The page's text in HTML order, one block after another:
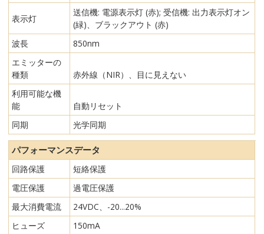
表示灯
送信機: 電源表示灯 (赤); 受信機: 出力表示灯オン
(緑)、ブラックアウト (赤)
波長
850nm
エミッターの
種類
赤外線（NIR）、目に見えない
利用可能な機
能
自動リセット
同期
光学同期
パフォーマンスデータ
回路保護
短絡保護
電圧保護
過電圧保護
最大消費電流
24VDC、-20...20%
ヒューズ
150mA